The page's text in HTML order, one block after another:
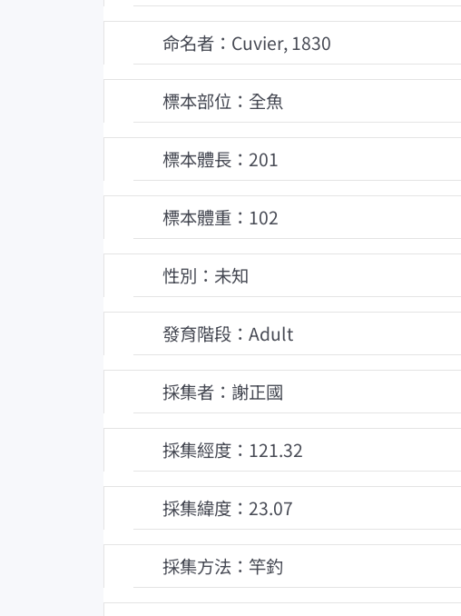
命名者：Cuvier, 1830
標本部位：全魚
標本體長：201
標本體重：102
性別：未知
發育階段：Adult
採集者：謝正國
採集經度：121.32
採集緯度：23.07
採集方法：竿釣